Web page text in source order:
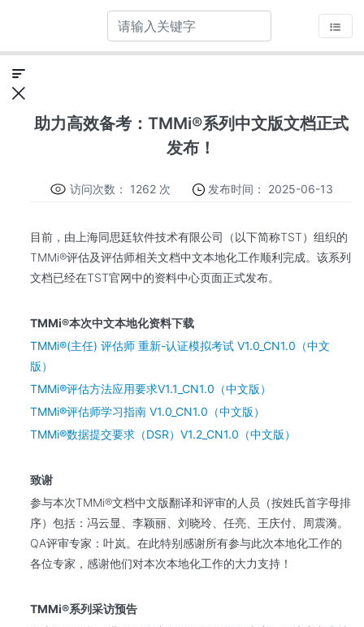
助力高效备考：TMMi®系列中文版文档正式
发布！
访问次数： 1262 次 发布时间： 2025-06-13
目前，由上海同思廷软件技术有限公司（以下简称TST）组织的
TMMi®评估及评估师相关文档中文本地化工作顺利完成。该系列
文档已经在TST官网中的资料中心页面正式发布。
TMMi®本次中文本地化资料下载
TMMi®(主任) 评估师 重新-认证模拟考试 V1.0_CN1.0（中文
版）
TMMi®评估方法应用要求V1.1_CN1.0（中文版）
TMMi®评估师学习指南 V1.0_CN1.0（中文版）
TMMi®数据提交要求（DSR）V1.2_CN1.0（中文版）
致谢
参与本次TMMi®文档中文版翻译和评审的人员（按姓氏首字母排
序）包括：冯云显、李颖丽、刘晓玲、任亮、王庆付、周震漪。
QA评审专家：叶岚。在此特别感谢所有参与此次本地化工作的
各位专家，感谢他们对本次本地化工作的大力支持！
TMMi®系列采访预告